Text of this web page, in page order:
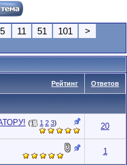
5 11 51 101
>
Рейтинг Ответов
( 1 2 3)
20
1